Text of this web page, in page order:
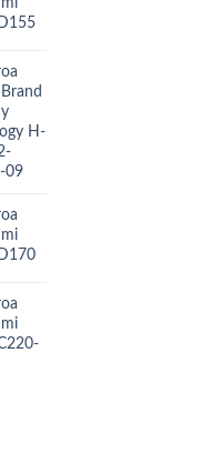
H-
09